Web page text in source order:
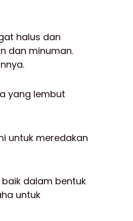
halus dan
dan minuman.
yang lembut
untuk meredakan
dalam bentuk
untuk